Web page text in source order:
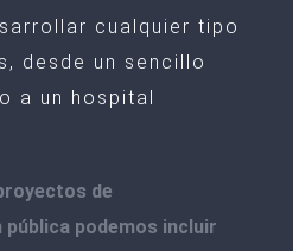
cualquier tipo
desde un sencillo
a un hospital
de
podemos incluir